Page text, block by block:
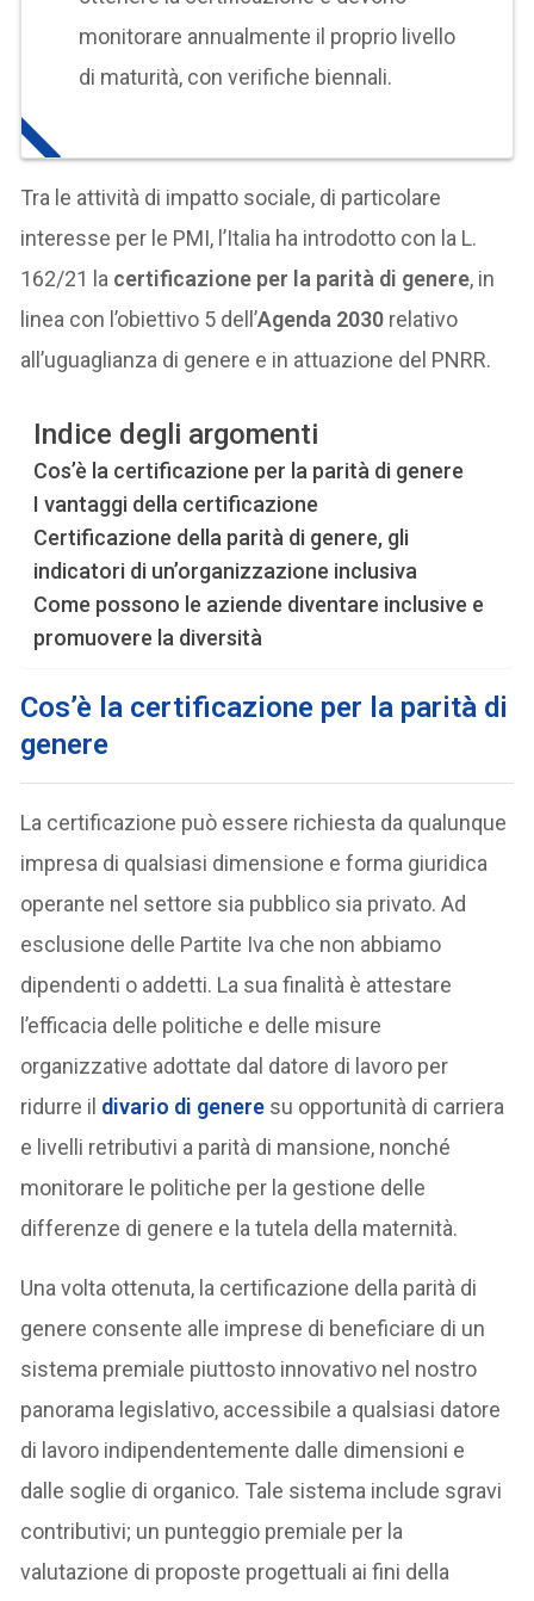
monitorare annualmente il proprio livello
di maturità, con verifiche biennali.
Tra le attività di impatto sociale, di particolare
interesse per le PMI, l’Italia ha introdotto con la L.
162/21 la certificazione per la parità di genere, in
linea con l’obiettivo 5 dell’Agenda 2030 relativo
all’uguaglianza di genere e in attuazione del PNRR.
Indice degli argomenti
Cos’è la certificazione per la parità di genere
I vantaggi della certificazione
Certificazione della parità di genere, gli
indicatori di un’organizzazione inclusiva
Come possono le aziende diventare inclusive e
promuovere la diversità
Cos’è la certificazione per la parità di
genere
La certificazione può essere richiesta da qualunque
impresa di qualsiasi dimensione e forma giuridica
operante nel settore sia pubblico sia privato. Ad
esclusione delle Partite Iva che non abbiamo
dipendenti o addetti. La sua finalità è attestare
l’efficacia delle politiche e delle misure
organizzative adottate dal datore di lavoro per
ridurre il divario di genere su opportunità di carriera
e livelli retributivi a parità di mansione, nonché
monitorare le politiche per la gestione delle
differenze di genere e la tutela della maternità.
Una volta ottenuta, la certificazione della parità di
genere consente alle imprese di beneficiare di un
sistema premiale piuttosto innovativo nel nostro
panorama legislativo, accessibile a qualsiasi datore
di lavoro indipendentemente dalle dimensioni e
dalle soglie di organico. Tale sistema include sgravi
contributivi; un punteggio premiale per la
valutazione di proposte progettuali ai fini della